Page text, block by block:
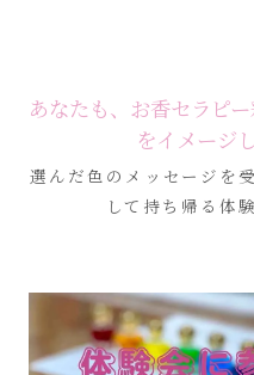
あなたも、お香セラピ
をイメージ
選んだ色のメッセージを
して持ち帰る体